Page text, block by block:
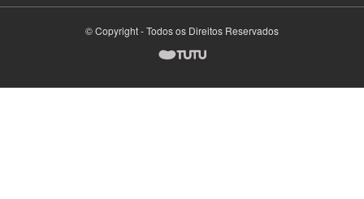
© Copyright - Todos os Direitos Reservados